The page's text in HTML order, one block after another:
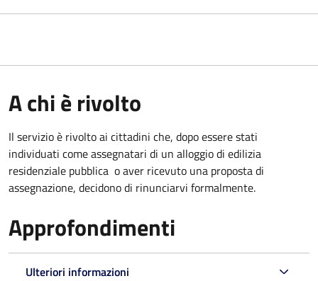
A chi è rivolto
Il servizio è rivolto ai cittadini che, dopo essere stati
individuati come assegnatari di un alloggio di edilizia
residenziale pubblica o aver ricevuto una proposta di
assegnazione, decidono di rinunciarvi formalmente.
Approfondimenti
Ulteriori informazioni